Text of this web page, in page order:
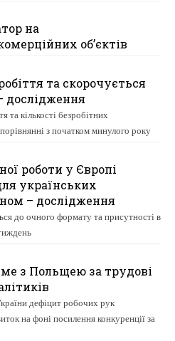
на
об’єктів
та скорочується
дослідження
та кількості безробітних
з початком минулого року
роботи у Європі
українських
– дослідження
до очного формату та присутності в
з Польщею за трудові
дефіцит робочих рук
на фоні посилення конкуренції за